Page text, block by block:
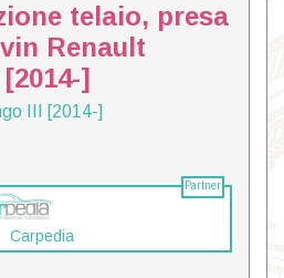
telaio, presa
Renault
]
III [2014-]
Partner
Carpedia